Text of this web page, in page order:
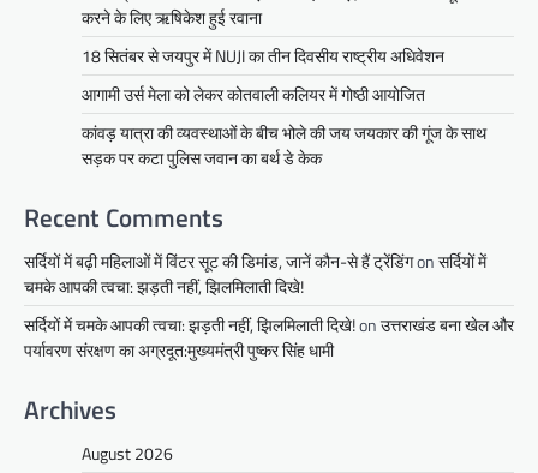
करने के लिए ऋषिकेश हुई रवाना
18 सितंबर से जयपुर में NUJI का तीन दिवसीय राष्ट्रीय अधिवेशन
आगामी उर्स मेला को लेकर कोतवाली कलियर में गोष्ठी आयोजित
कांवड़ यात्रा की व्यवस्थाओं के बीच भोले की जय जयकार की गूंज के साथ
सड़क पर कटा पुलिस जवान का बर्थ डे केक
Recent Comments
सर्दियों में बढ़ी महिलाओं में विंटर सूट की डिमांड, जानें कौन-से हैं ट्रेंडिंगonसर्दियों में
चमके आपकी त्वचा: झड़ती नहीं, झिलमिलाती दिखे!
सर्दियों में चमके आपकी त्वचा: झड़ती नहीं, झिलमिलाती दिखे!onउत्तराखंड बना खेल और
पर्यावरण संरक्षण का अग्रदूत:मुख्यमंत्री पुष्कर सिंह धामी
Archives
August 2026